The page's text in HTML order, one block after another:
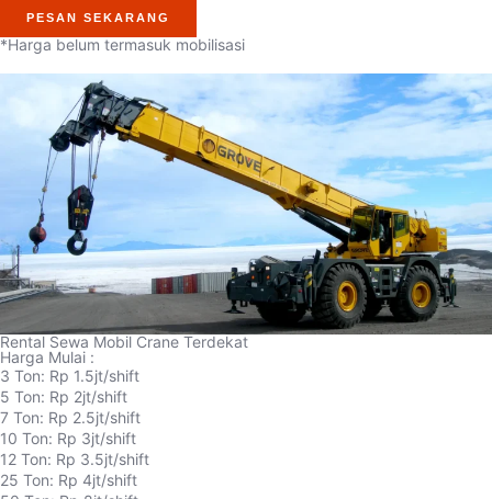
PESAN SEKARANG
*Harga belum termasuk mobilisasi
Rental Sewa Mobil Crane Terdekat
Harga Mulai :
3 Ton: Rp 1.5jt/shift
5 Ton: Rp 2jt/shift
7 Ton: Rp 2.5jt/shift
10 Ton: Rp 3jt/shift
12 Ton: Rp 3.5jt/shift
25 Ton: Rp 4jt/shift